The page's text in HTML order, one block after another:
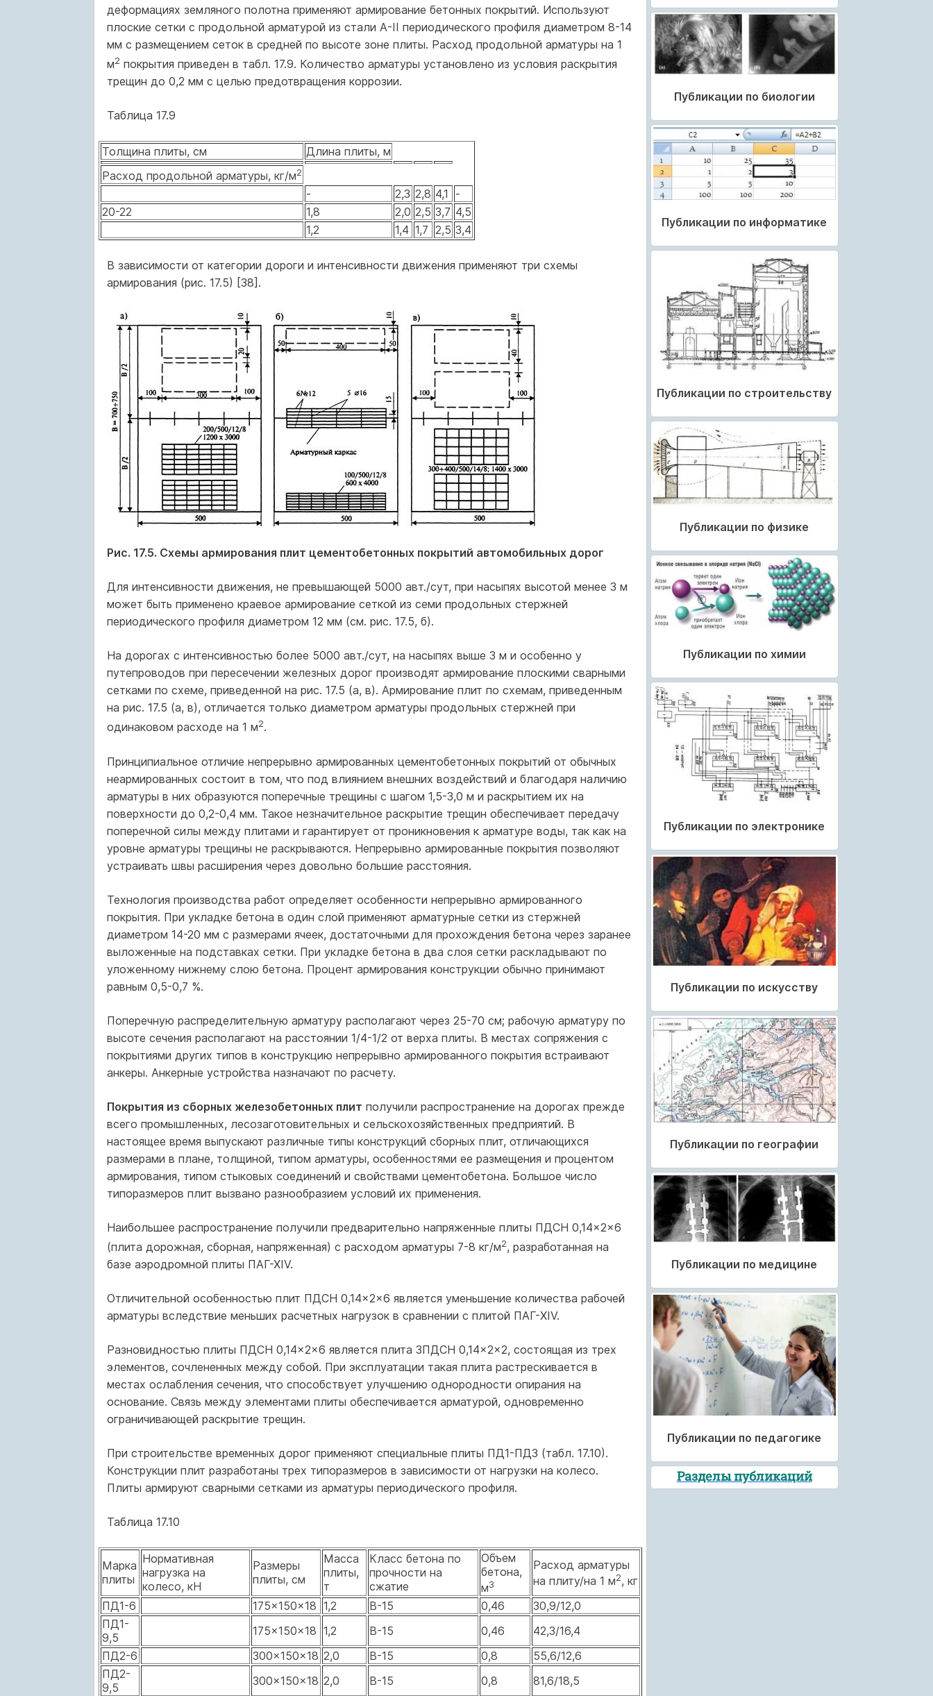
деформациях земляного полотна применяют армирование бетонных покрытий. Используют
плоские сетки с продольной арматурой из стали А-II периодического профиля диаметром 8-14
мм с размещением сеток в средней по высоте зоне плиты. Расход продольной арматуры на 1
м2покрытия приведен в табл. 17.9. Количество арматуры установлено из условия раскрытия
трещин до 0,2 мм с целью предотвращения коррозии.
Таблица 17.9
Толщина плиты, см
Длина плиты, м
Расход продольной арматуры, кг/м2
- 2,3 2,8 4,1
-
20-22
1,8 2,0 2,5 3,7 4,5
1,2
1,4 1,7 2,5 3,4
В зависимости от категории дороги и интенсивности движения применяют три схемы
армирования (рис. 17.5) [38].
Рис. 17.5. Схемы армирования плит цементобетонных покрытий автомобильных дорог
Для интенсивности движения, не превышающей 5000 авт./сут, при насыпях высотой менее 3 м
может быть применено краевое армирование сеткой из семи продольных стержней
периодического профиля диаметром 12 мм (см. рис. 17.5, б).
На дорогах с интенсивностью более 5000 авт./сут, на насыпях выше 3 м и особенно у
путепроводов при пересечении железных дорог производят армирование плоскими сварными
сетками по схеме, приведенной на рис. 17.5 (а, в). Армирование плит по схемам, приведенным
на рис. 17.5 (а, в), отличается только диаметром арматуры продольных стержней при
одинаковом расходе на 1 м2.
Принципиальное отличие непрерывно армированных цементобетонных покрытий от обычных
неармированных состоит в том, что под влиянием внешних воздействий и благодаря наличию
арматуры в них образуются поперечные трещины с шагом 1,5-3,0 м и раскрытием их на
поверхности до 0,2-0,4 мм. Такое незначительное раскрытие трещин обеспечивает передачу
поперечной силы между плитами и гарантирует от проникновения к арматуре воды, так как на
уровне арматуры трещины не раскрываются. Непрерывно армированные покрытия позволяют
устраивать швы расширения через довольно большие расстояния.
Технология производства работ определяет особенности непрерывно армированного
покрытия. При укладке бетона в один слой применяют арматурные сетки из стержней
диаметром 14-20 мм с размерами ячеек, достаточными для прохождения бетона через заранее
выложенные на подставках сетки. При укладке бетона в два слоя сетки раскладывают по
уложенному нижнему слою бетона. Процент армирования конструкции обычно принимают
равным 0,5-0,7 %.
Поперечную распределительную арматуру располагают через 25-70 см; рабочую арматуру по
высоте сечения располагают на расстоянии 1/4-1/2 от верха плиты. В местах сопряжения с
покрытиями других типов в конструкцию непрерывно армированного покрытия встраивают
анкеры. Анкерные устройства назначают по расчету.
Покрытия из сборных железобетонных плит получили распространение на дорогах прежде
всего промышленных, лесозаготовительных и сельскохозяйственных предприятий. В
настоящее время выпускают различные типы конструкций сборных плит, отличающихся
размерами в плане, толщиной, типом арматуры, особенностями ее размещения и процентом
армирования, типом стыковых соединений и свойствами цементобетона. Большое число
типоразмеров плит вызвано разнообразием условий их применения.
Наибольшее распространение получили предварительно напряженные плиты ПДСН 0,14×2×6
(плита дорожная, сборная, напряженная) с расходом арматуры 7-8 кг/м2, разработанная на
базе аэродромной плиты ПАГ-ХIV.
Отличительной особенностью плит ПДСН 0,14×2×6 является уменьшение количества рабочей
арматуры вследствие меньших расчетных нагрузок в сравнении с плитой ПАГ-XIV.
Разновидностью плиты ПДСН 0,14×2×6 является плита 3ПДСН 0,14×2×2, состоящая из трех
элементов, сочлененных между собой. При эксплуатации такая плита растрескивается в
местах ослабления сечения, что способствует улучшению однородности опирания на
основание. Связь между элементами плиты обеспечивается арматурой, одновременно
ограничивающей раскрытие трещин.
При строительстве временных дорог применяют специальные плиты ПД1-ПД3 (табл. 17.10).
Конструкции плит разработаны трех типоразмеров в зависимости от нагрузки на колесо.
Плиты армируют сварными сетками из арматуры периодического профиля.
Таблица 17.10
Марка
плиты
Нормативная
нагрузка на
колесо, кН
Размеры
плиты, см
Масса
плиты,
т
Класс бетона по
прочности на
сжатие
Объем
бетона,
м3
Расход арматуры
на плиту/на 1 м2, кг
ПД1-6
175×150×18 1,2 В-15 0,46
30,9/12,0
ПД1-
9,5
175×150×18 1,2 В-15 0,46
42,3/16,4
ПД2-6
300×150×18 2,0 В-15 0,8
55,6/12,6
ПД2-
9,5
300×150×18 2,0 В-15 0,8 81,6/18,5
Публикации по биологии
Публикации по информатике
Публикации по строительству
Публикации по физике
Публикации по химии
Публикации по электронике
Публикации по искусству
Публикации по географии
Публикации по медицине
Публикации по педагогике
Разделы публикаций